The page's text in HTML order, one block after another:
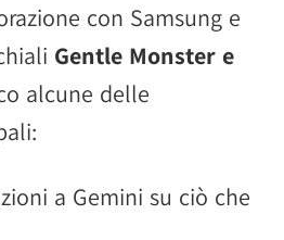
con Samsung e
Gentle Monster e
alcune delle
a Gemini su ciò che